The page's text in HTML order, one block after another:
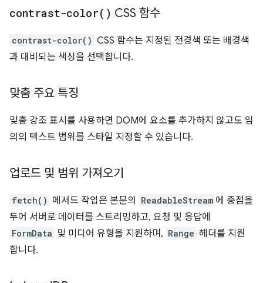
contrast-color( ) CSS 함수
contrast-color() CSS 함수는 지정된 전경색 또는 배경색
과 대비되는 색상을 선택합니다.
맞춤 주요 특징
맞춤 강조 표시를 사용하면 DOM에 요소를 추가하지 않고도 임
의의 텍스트 범위를 스타일 지정할 수 있습니다.
업로드 및 범위 가져오기
fetch() 메서드 작업은 본문의 ReadableStream 에 중점을
두어 서버로 데이터를 스트리밍하고, 요청 및 응답에
FormData 및 미디어 유형을 지원하며, Range 헤더를 지원
합니다.